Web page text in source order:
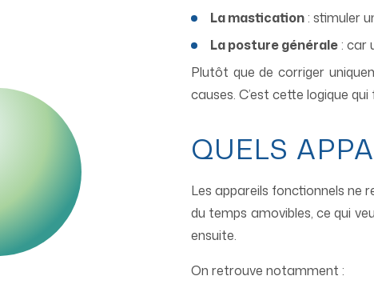
La mastication: stimuler
La posture générale: car
Plutôt que de corriger
causes. C’est cette logique
QUELS
Les appareils fonctionnels ne
du temps amovibles, ce qui
ensuite.
On retrouve notamment :